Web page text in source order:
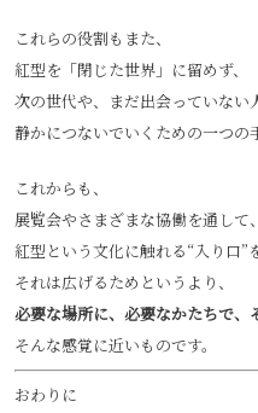
これらの役割もまた、
紅型を「閉じた世界」に留めず、
次の世代や、まだ出会っていない
静かにつないでいくための一つの
これからも、
展覧会やさまざまな協働を通して、
紅型という文化に触れる“入り口”
それは広げるためというより、
必要な場所に、必要なかたちで、
そんな感覚に近いものです。
おわりに